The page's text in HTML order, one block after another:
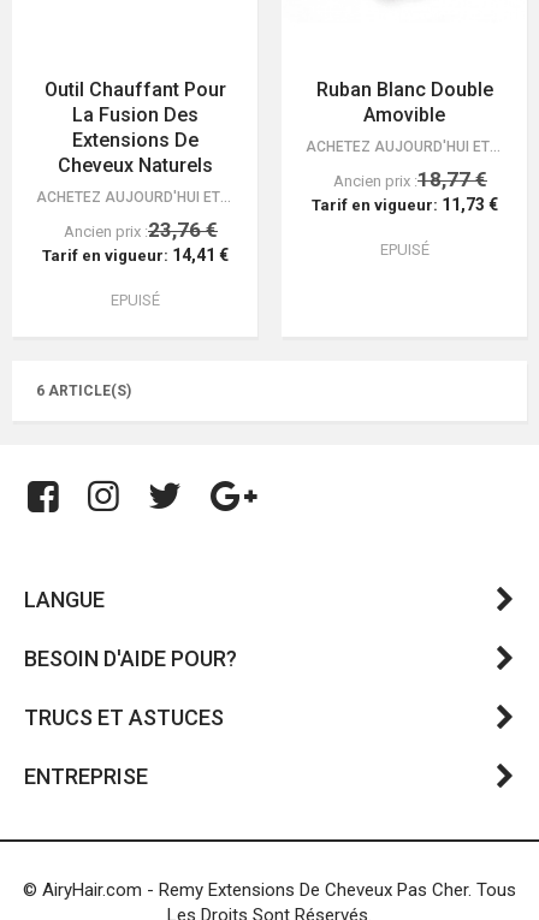
Outil Chauffant Pour
La Fusion Des
Extensions De
Cheveux Naturels
ACHETEZ AUJOURD'HUI ET OBTENEZ VOS EXTENSIONS LIVRÉES GRATUITEMENT! GARANTIE…
Ancien prix :23,76 €
Tarif en vigueur: 14,41 €
EPUISÉ
Ruban Blanc Double
Amovible
ACHETEZ AUJOURD'HUI ET OBTENEZ VOS EXTENSIONS LIVRÉES GRATUITEMENT! GARANTIE…
Ancien prix :18,77 €
Tarif en vigueur: 11,73 €
EPUISÉ
6 ARTICLE(S)
LANGUE
BESOIN D'AIDE POUR?
TRUCS ET ASTUCES
ENTREPRISE
© AiryHair.com - Remy Extensions De Cheveux Pas Cher. Tous
Les Droits Sont Réservés.